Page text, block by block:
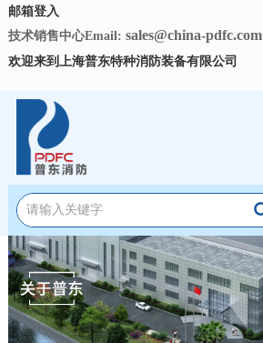
邮箱登入
技术销售中心Email: sales@china-pdfc.com
欢迎来到上海普东特种消防装备有限公司